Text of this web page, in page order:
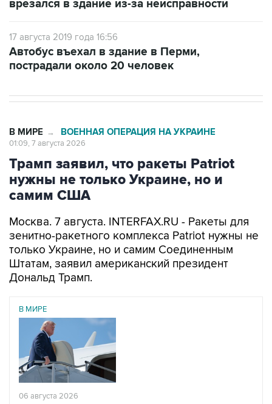
17 августа 2019 года 16:56
пострадали около 20 человек
Трамп заявил, что ракеты Patriot
нужны не только Украине, но и
самим США
Москва. 7 августа. INTERFAX.RU - Ракеты для
только Украине, но и самим Соединенным
Штатам, заявил американский президент
Дональд Трамп.
В МИРЕ
06 августа 2026
Трамп разозлился из-за утечки информации об
истощении запасов боеприпасов